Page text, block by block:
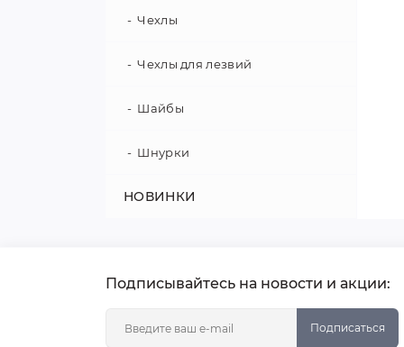
Чехлы
Чехлы для лезвий
Шайбы
Шнурки
НОВИНКИ
Подписывайтесь на новости и акции:
Подписаться